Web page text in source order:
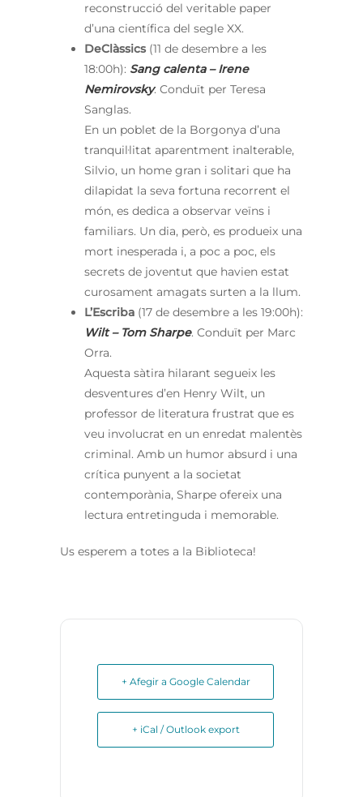
reconstrucció del veritable paper
d’una científica del segle XX.
DeClàssics (11 de desembre a les
18:00h): Sang calenta – Irene
Nemirovsky. Conduït per Teresa
Sanglas.
En un poblet de la Borgonya d’una
tranquil·litat aparentment inalterable,
Silvio, un home gran i solitari que ha
dilapidat la seva fortuna recorrent el
món, es dedica a observar veïns i
familiars. Un dia, però, es produeix una
mort inesperada i, a poc a poc, els
secrets de joventut que havien estat
curosament amagats surten a la llum.
L’Escriba (17 de desembre a les 19:00h):
Wilt – Tom Sharpe. Conduït per Marc
Orra.
Aquesta sàtira hilarant segueix les
desventures d’en Henry Wilt, un
professor de literatura frustrat que es
veu involucrat en un enredat malentès
criminal. Amb un humor absurd i una
crítica punyent a la societat
contemporània, Sharpe ofereix una
lectura entretinguda i memorable.
Us esperem a totes a la Biblioteca!
+ Afegir a Google Calendar
+ iCal / Outlook export